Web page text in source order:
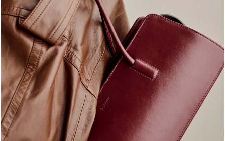
Classy, sassy, trendy - the new Pollini Lady Bag is ...